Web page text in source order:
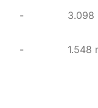
- 3.098
- 1.548